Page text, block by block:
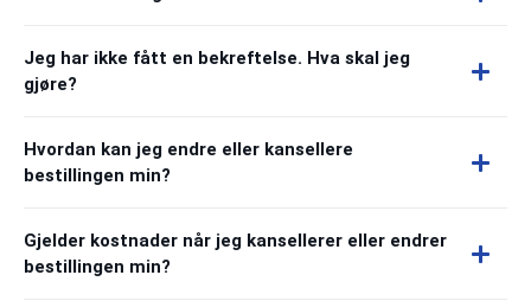
Jeg har ikke fått en bekreftelse. Hva skal jeg
gjøre?
Hvordan kan jeg endre eller kansellere
bestillingen min?
Gjelder kostnader når jeg kansellerer eller endrer
bestillingen min?